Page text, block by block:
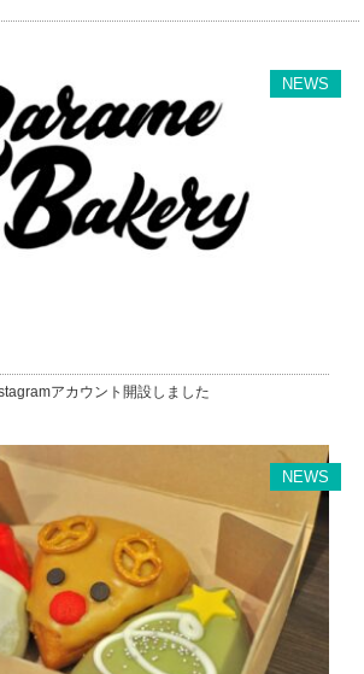
NEWS
アカウント開設しました
NEWS